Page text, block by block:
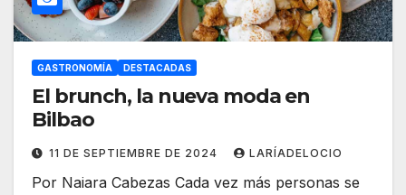
GASTRONOMÍA DESTACADAS
El brunch, la nueva moda en
Bilbao
11 DE SEPTIEMBRE DE 2024 LARÍADELOCIO
Por Naiara Cabezas Cada vez más personas se